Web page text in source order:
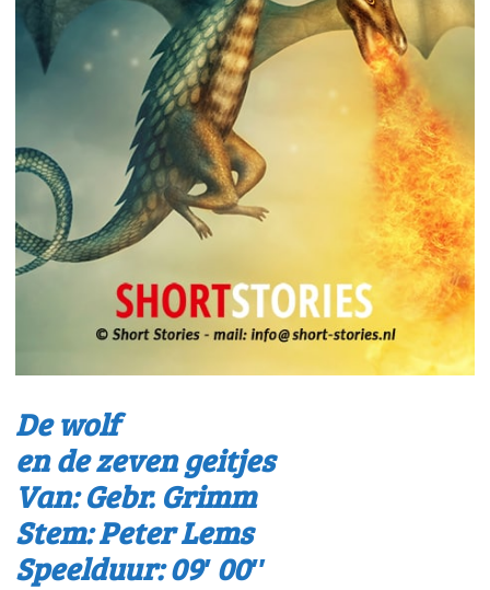
De wolf
en de zeven geitjes
Van: Gebr. Grimm
Stem: Peter Lems
Speelduur: 09′ 00″